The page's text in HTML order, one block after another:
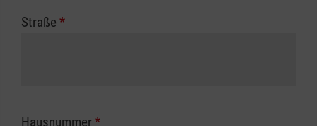
Straße *
Hausnummer *